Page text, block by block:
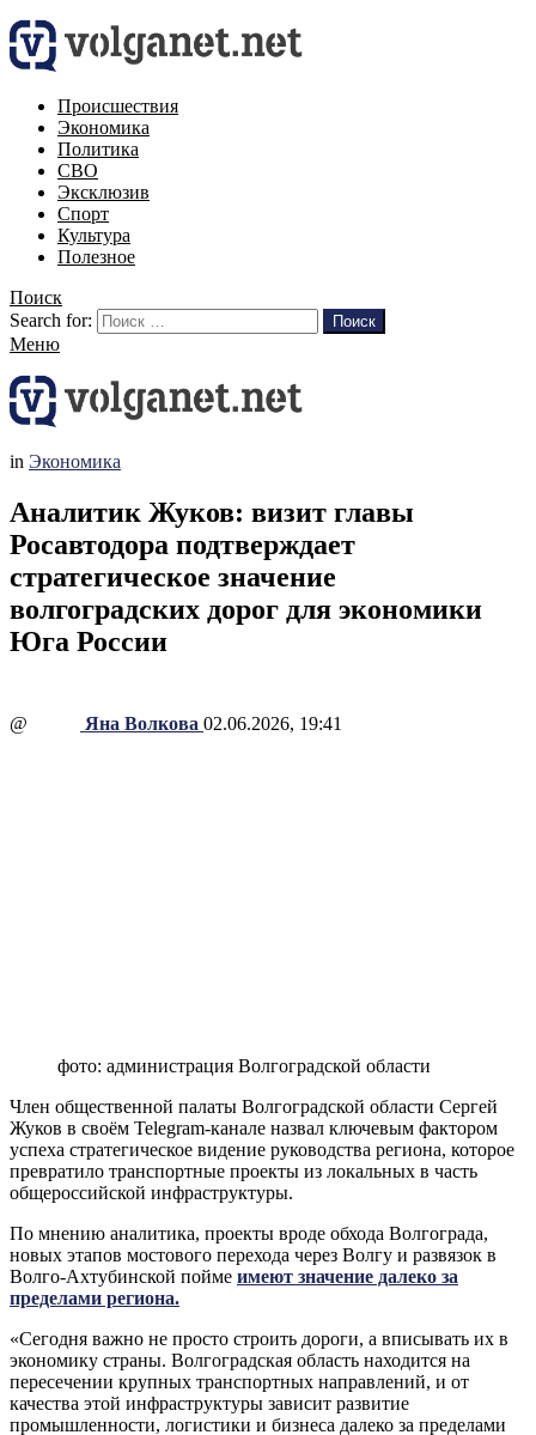
Происшествия
Экономика
Политика
СВО
Эксклюзив
Спорт
Культура
Полезное
Поиск
Search for:
Поиск
Меню
in Экономика
Аналитик Жуков: визит главы
Росавтодора подтверждает
стратегическое значение
волгоградских дорог для экономики
Юга России
@ Яна Волкова 02.06.2026, 19:41
фото: администрация Волгоградской области
Член общественной палаты Волгоградской области Сергей
Жуков в своём Telegram-канале назвал ключевым фактором
успеха стратегическое видение руководства региона, которое
превратило транспортные проекты из локальных в часть
общероссийской инфраструктуры.
По мнению аналитика, проекты вроде обхода Волгограда,
новых этапов мостового перехода через Волгу и развязок в
Волго-Ахтубинской пойме имеют значение далеко за
пределами региона.
«Сегодня важно не просто строить дороги, а вписывать их в
экономику страны. Волгоградская область находится на
пересечении крупных транспортных направлений, и от
качества этой инфраструктуры зависит развитие
промышленности, логистики и бизнеса далеко за пределами